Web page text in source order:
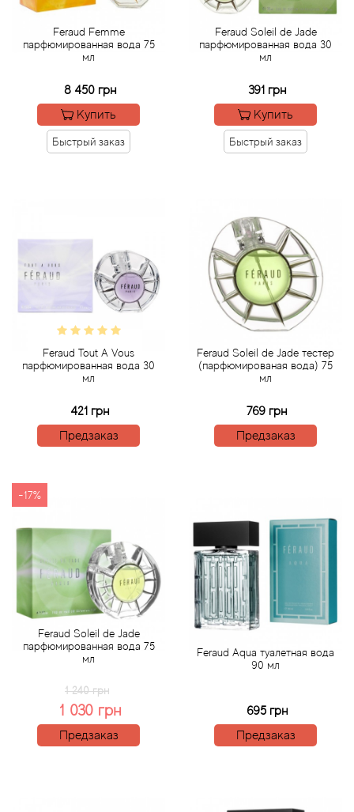
Feraud Femme
парфюмированная вода 75
мл
8 450 грн
Купить
Быстрый заказ
Feraud Soleil de Jade
парфюмированная вода 30
мл
391 грн
Купить
Быстрый заказ
Feraud Tout A Vous
парфюмированная вода 30
мл
421 грн
Предзаказ
Feraud Soleil de Jade тестер
(парфюмированая вода) 75
мл
769 грн
Предзаказ
-17%
Feraud Soleil de Jade
парфюмированная вода 75
мл
1 240 грн
1 030 грн
Предзаказ
Feraud Aqua туалетная вода
90 мл
695 грн
Предзаказ
Acqua di Parma
Aedes de Venustas
Afnan
Agatha Ruiz de la Prada
Agent Provocateur
Aigner
Ajmal
Al Haramain
Al Jazeera
Alaia Paris
Alexandre Barthet
Alexandre J